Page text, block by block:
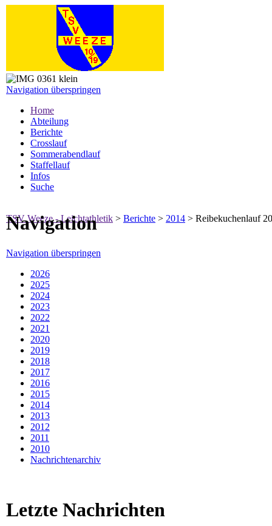
Navigation überspringen
Home
Abteilung
Berichte
Crosslauf
Sommerabendlauf
Staffellauf
Infos
Suche
TSV Weeze - Leichtathletik > Berichte > 2014 > Reibekuchenlauf
Navigation
Navigation überspringen
2026
2025
2024
2023
2022
2021
2020
2019
2018
2017
2016
2015
2014
2013
2012
2011
2010
Nachrichtenarchiv
Letzte Nachrichten